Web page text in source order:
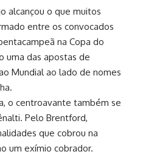
alcançou o que muitos
entre os convocados
na Copa do
uma das apostas de
Mundial ao lado de nomes
o centroavante também se
Pelo Brentford,
que cobrou na
um exímio cobrador.